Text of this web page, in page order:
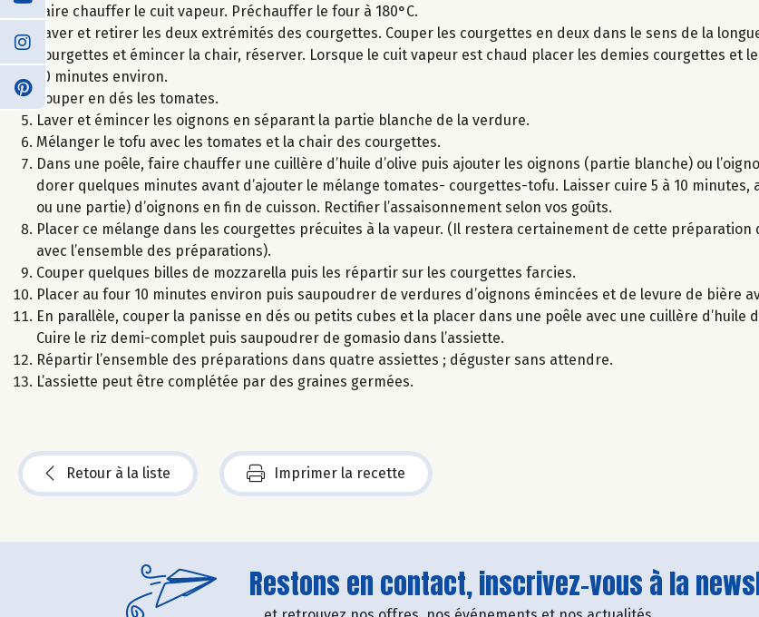
Faire chauffer le cuit vapeur. Préchauffer le four à 180°C.
Laver et retirer les deux extrémités des courgettes. Couper les courgettes en deux dans le sens de la
courgettes et émincer la chair, réserver. Lorsque le cuit vapeur est chaud placer les demies courgettes et
10 minutes environ.
Couper en dés les tomates.
Laver et émincer les oignons en séparant la partie blanche de la verdure.
Mélanger le tofu avec les tomates et la chair des courgettes.
Dans une poêle, faire chauffer une cuillère d’huile d’olive puis ajouter les oignons (partie blanche) ou
dorer quelques minutes avant d’ajouter le mélange tomates- courgettes-tofu. Laisser cuire 5 à 10
ou une partie) d’oignons en fin de cuisson. Rectifier l’assaisonnement selon vos goûts.
Placer ce mélange dans les courgettes précuites à la vapeur. (Il restera certainement de cette préparation
avec l’ensemble des préparations).
Couper quelques billes de mozzarella puis les répartir sur les courgettes farcies.
Placer au four 10 minutes environ puis saupoudrer de verdures d’oignons émincées et de levure de bière
En parallèle, couper la panisse en dés ou petits cubes et la placer dans une poêle avec une cuillère d’huile
Cuire le riz demi-complet puis saupoudrer de gomasio dans l’assiette.
Répartir l’ensemble des préparations dans quatre assiettes ; déguster sans attendre.
L’assiette peut être complétée par des graines germées.
Retour à la liste Imprimer la recette
Restons en contact, inscrivez-vous à la